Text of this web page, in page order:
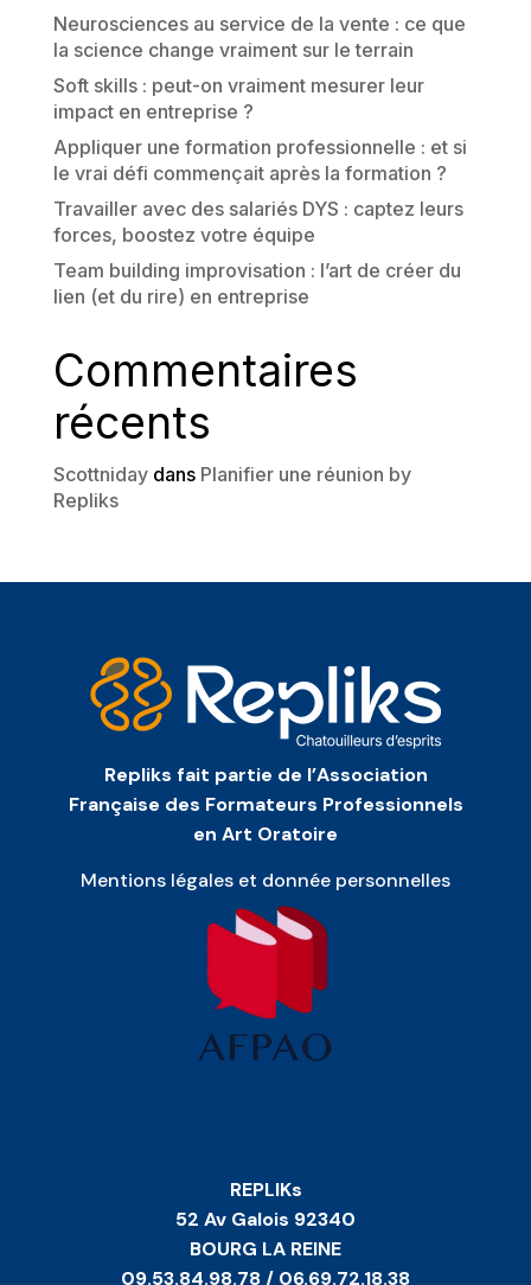
Neurosciences au service de la vente : ce que
la science change vraiment sur le terrain
Soft skills : peut-on vraiment mesurer leur
impact en entreprise ?
Appliquer une formation professionnelle : et si
le vrai défi commençait après la formation ?
Travailler avec des salariés DYS : captez leurs
forces, boostez votre équipe
Team building improvisation : l’art de créer du
lien (et du rire) en entreprise
Commentaires
récents
Scottnidaydans Planifier une réunion by
Repliks
Repliks fait partie de l’Association
Française des Formateurs Professionnels
en Art Oratoire
Mentions légales et donnée personnelles
REPLIKs
52 Av Galois 92340
BOURG LA REINE
09.53.84.98.78 / 06.69.72.18.38